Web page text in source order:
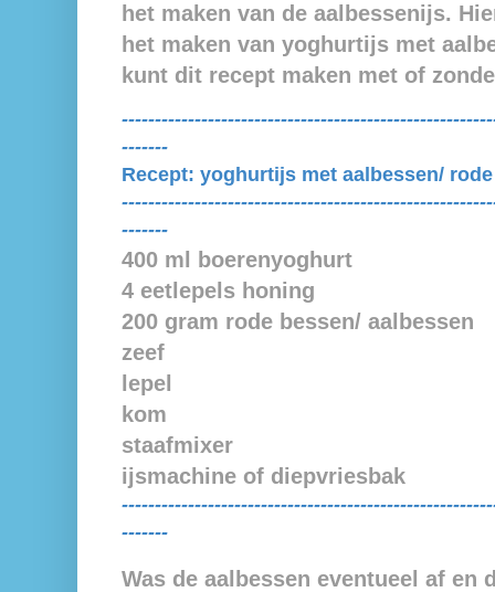
het maken van de aalbessenijs.
het maken van yoghurtijs met
kunt dit recept maken met of
-------
Recept: yoghurtijs met aalbessen/
-------
400 ml boerenyoghurt
4 eetlepels honing
200 gram rode bessen/ aalbessen
zeef
lepel
kom
staafmixer
ijsmachine of diepvriesbak
-------
Was de aalbessen eventueel af en